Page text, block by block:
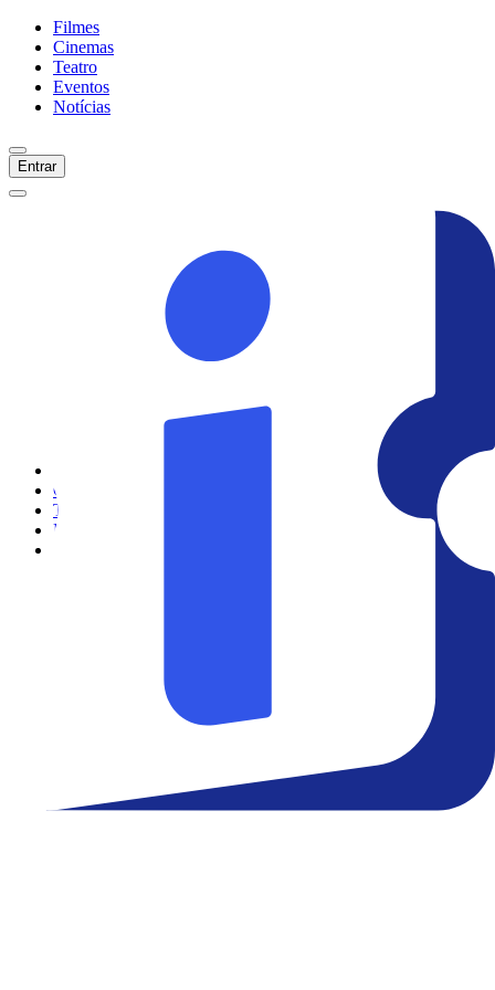
Filmes
Cinemas
Teatro
Eventos
Notícias
Entrar
Cinemas
Teatro
Eventos